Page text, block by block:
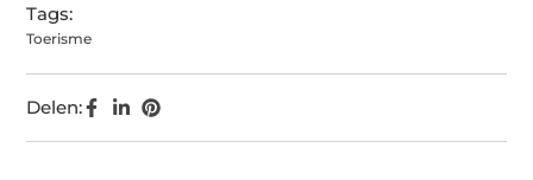
Tags:
Toerisme
Delen: